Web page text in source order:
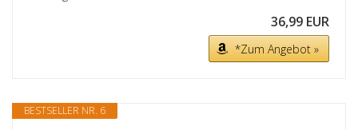
36,99 EUR
*Zum Angebot »
BESTSELLER NR. 6